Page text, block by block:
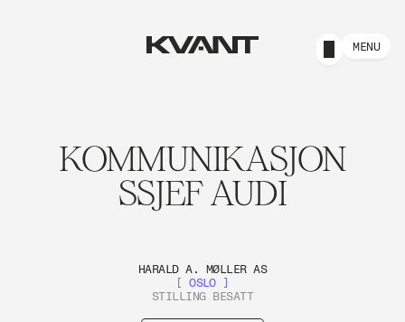
MENU
KOMMUNIKASJON
SSJEF AUDI
HARALD A. MØLLER AS
[ OSLO ]
STILLING BESATT